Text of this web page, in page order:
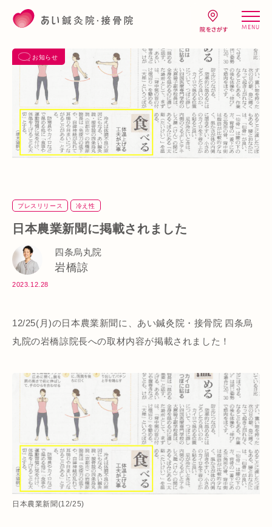
MENU
お知らせ
プレスリリース 冷え性
日本農業新聞に掲載されました
四条烏丸院
岩橋諒
2023.12.28
12/25(月)の日本農業新聞に、あい鍼灸院・接骨院 四条烏
丸院の岩橋諒院長への取材内容が掲載されました！
日本農業新聞(12/25)